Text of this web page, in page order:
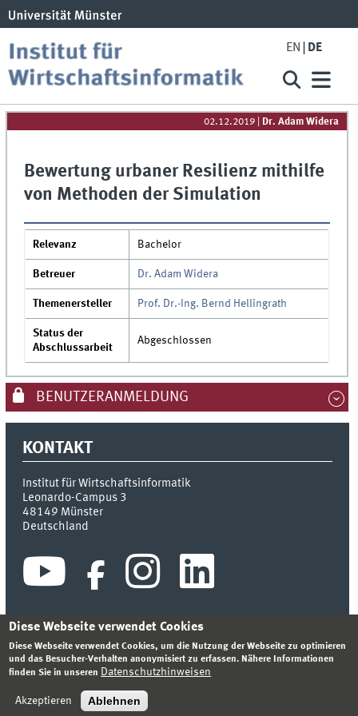
EN DE
02.12.2019 Dr. Adam Widera
Bewertung urbaner Resilienz mithilfe
von Methoden der Simulation
Relevanz Bachelor
Betreuer Dr. Adam Widera
Themenersteller Prof. Dr.-Ing. Bernd Hellingrath
Status der
Abschlussarbeit
Abgeschlossen
BENUTZERANMELDUNG
KONTAKT
Institut für Wirtschaftsinformatik
Leonardo-Campus 3
48149 Münster
Deutschland
INDEX SITEMAP KONTAKT ANMELDEN
IMPRESSUM
DATENSCHUTZHINWEIS
© 2026 INSTITUT FÜR WIRTSCHAFTSINFORMATIK
Diese Webseite verwendet Cookies
Diese Webseite verwendet Cookies, um die Nutzung der Webseite zu optimieren
und das Besucher-Verhalten anonymisiert zu erfassen. Nähere Informationen
finden Sie in unseren Datenschutzhinweisen
Akzeptieren Ablehnen